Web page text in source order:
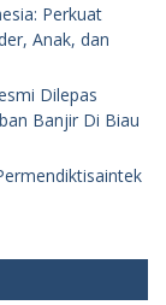
Perkuat
Anak, dan
Dilepas
Banjir Di Biau